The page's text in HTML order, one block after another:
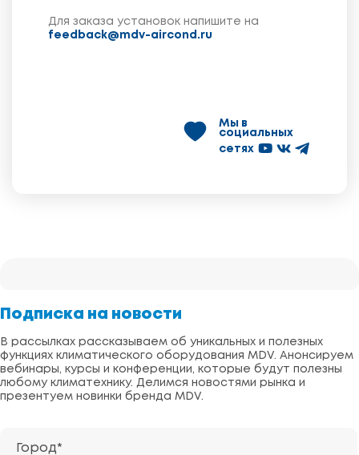
Для заказа установок напишите на
feedback@mdv-aircond.ru
Мы в
социальных
сетях
Подписка на новости
В рассылках рассказываем об уникальных и полезных
функциях климатического оборудования MDV. Анонсируем
вебинары, курсы и конференции, которые будут полезны
любому климатехнику. Делимся новостями рынка и
презентуем новинки бренда MDV.
Город*